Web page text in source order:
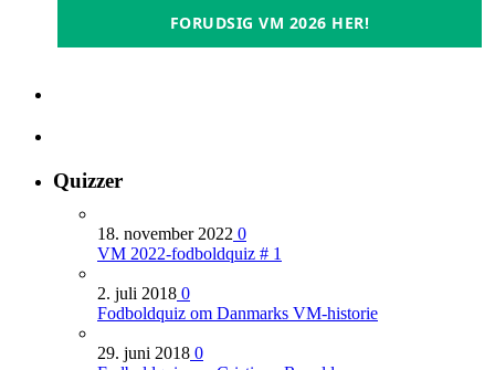
FORUDSIG VM 2026 HER!
Quizzer
18. november 2022 0
VM 2022-fodboldquiz # 1
2. juli 2018 0
Fodboldquiz om Danmarks VM-historie
29. juni 2018 0